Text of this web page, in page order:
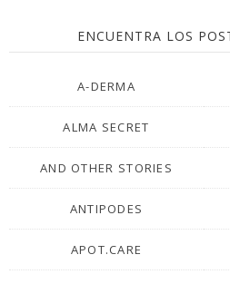
ENCUENTRA LOS
A-DERMA
ALMA SECRET
AND OTHER STORIES
ANTIPODES
APOT.CARE